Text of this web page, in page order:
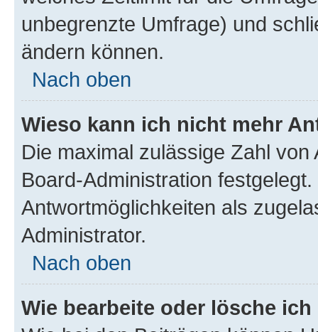
unbegrenzte Umfrage) und
ändern können.
Nach oben
Wieso kann ich nicht mehr
Die maximal zulässige Zahl
Board-Administration
Antwortmöglichkeiten als
Administrator.
Nach oben
Wie bearbeite oder lösche